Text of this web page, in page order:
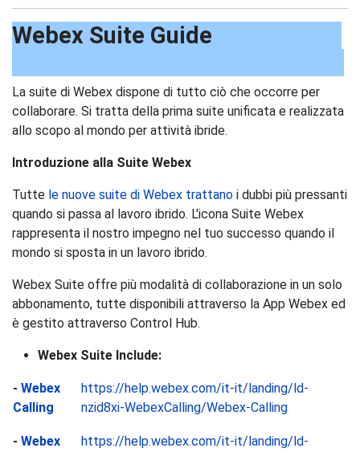
Webex Suite Guide
La suite di Webex dispone di tutto ciò che occorre per
collaborare. Si tratta della prima suite unificata e realizzata
allo scopo al mondo per attività ibride.
Introduzione alla Suite Webex
Tutte le nuove suite di Webex trattano i dubbi più pressanti
quando si passa al lavoro ibrido. L'icona Suite Webex
rappresenta il nostro impegno nel tuo successo quando il
mondo si sposta in un lavoro ibrido.
Webex Suite offre più modalità di collaborazione in un solo
abbonamento, tutte disponibili attraverso la App Webex ed
è gestito attraverso Control Hub.
Webex Suite Include:
- Webex
Calling
https://help.webex.com/it-it/landing/ld-
nzid8xi-WebexCalling/Webex-Calling
- Webex
https://help.webex.com/it-it/landing/ld-